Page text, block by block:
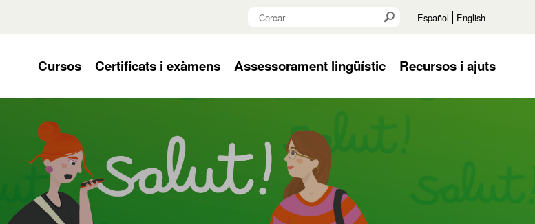
Cercar Cercar
CercarEspañol English
Cursos Certificats i exàmens Assessorament lingüístic Recursos i ajuts